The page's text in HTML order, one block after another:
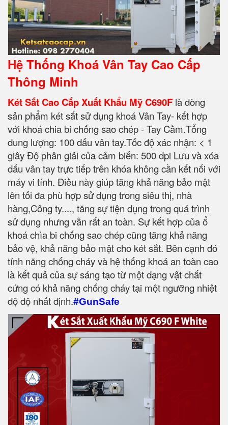
Hệ Thống Khoá Vân Tay Cao Cấp
Thông Minh
Két Sắt Cao Cấp Xuất Khẩu Mỹ C690F là dòng
sản phẩm két sắt sử dụng khoá Vân Tay- kết hợp
với khoá chia bi chống sao chép - Tay Cầm.Tổng
dung lượng: 100 dấu vân tay.Tốc độ xác nhận: < 1
giây Độ phân giải của cảm biến: 500 dpi Lưu và xóa
dấu vân tay trực tiếp trên khóa không cần kết nối với
máy vi tính. Điều này giúp tăng khả năng bảo mật
lên tối đa phù hợp sử dụng trong siêu thị, nhà
hàng,Công ty...., tăng sự tiện dụng trong quá trình
sử dụng nhưng vẫn rất an toàn. Sự kết hợp của ổ
khoá chìa bi chống sao chép cũng tăng khả năng
bảo vệ, khả năng bảo mật cho két sắt. Bên cạnh đó
tính năng chống cháy và hệ thống khoá an toàn cao
là kết quả của sự sáng tạo từ một dạng vật chất
cứng có khả năng chống cháy tại một ngưỡng nhiệt
độ độ nhất định.#GunSafe